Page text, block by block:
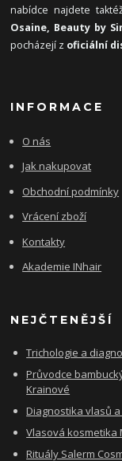
nabídce najdete
Osaine, Beauty by
pocházejí z oficiální
INFORMACE
O nás
Jak nakupovat
Obchodní podmínky
Vrácení zboží
Kontakty
Akademie INhair
NEJČTENĚJŠÍ
Trichologie a
Průvodce
Krainové
Diagnostika vlasů
Vlasová kosmetika
Rituály Salerm